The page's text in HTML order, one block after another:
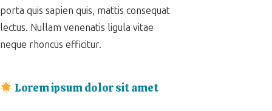
porta quis sapien quis, mattis consequat
lectus. Nullam venenatis ligula vitae
neque rhoncus efficitur.
Lorem ipsum dolor sit amet